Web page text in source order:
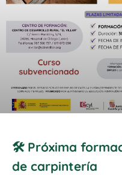
🛠️ Próxima
de carpintería